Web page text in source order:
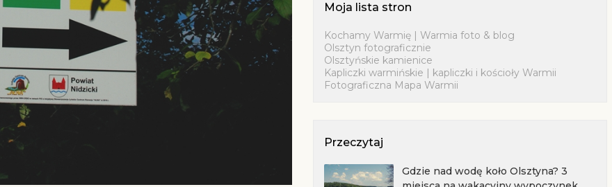
Moja lista stron
Kochamy Warmię | Warmia foto & blog
Olsztyn fotograficznie
Olsztyńskie kamienice
Kapliczki warmińskie | kapliczki i kościoły Warmii
Fotograficzna Mapa Warmii
Przeczytaj
Gdzie nad wodę koło Olsztyna? 3